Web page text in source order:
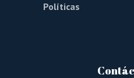
Políticas